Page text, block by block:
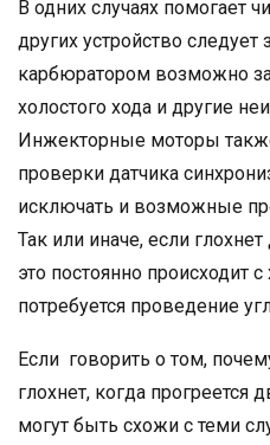
В одних случаях помогает
других устройство
карбюратором возможно
холостого хода и другие
Инжекторные моторы
проверки датчика
исключать и возможные
Так или иначе, если
это постоянно происходит
потребуется проведение
Если говорить о том,
глохнет, когда прогреется
могут быть схожи с теми